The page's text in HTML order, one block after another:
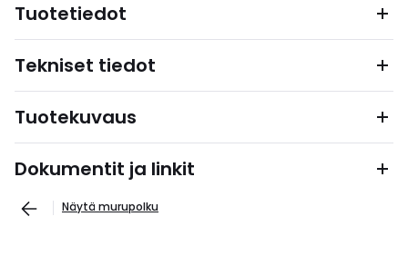
Tuotetiedot
Tekniset tiedot
Tuotekuvaus
Dokumentit ja linkit
Näytä murupolku